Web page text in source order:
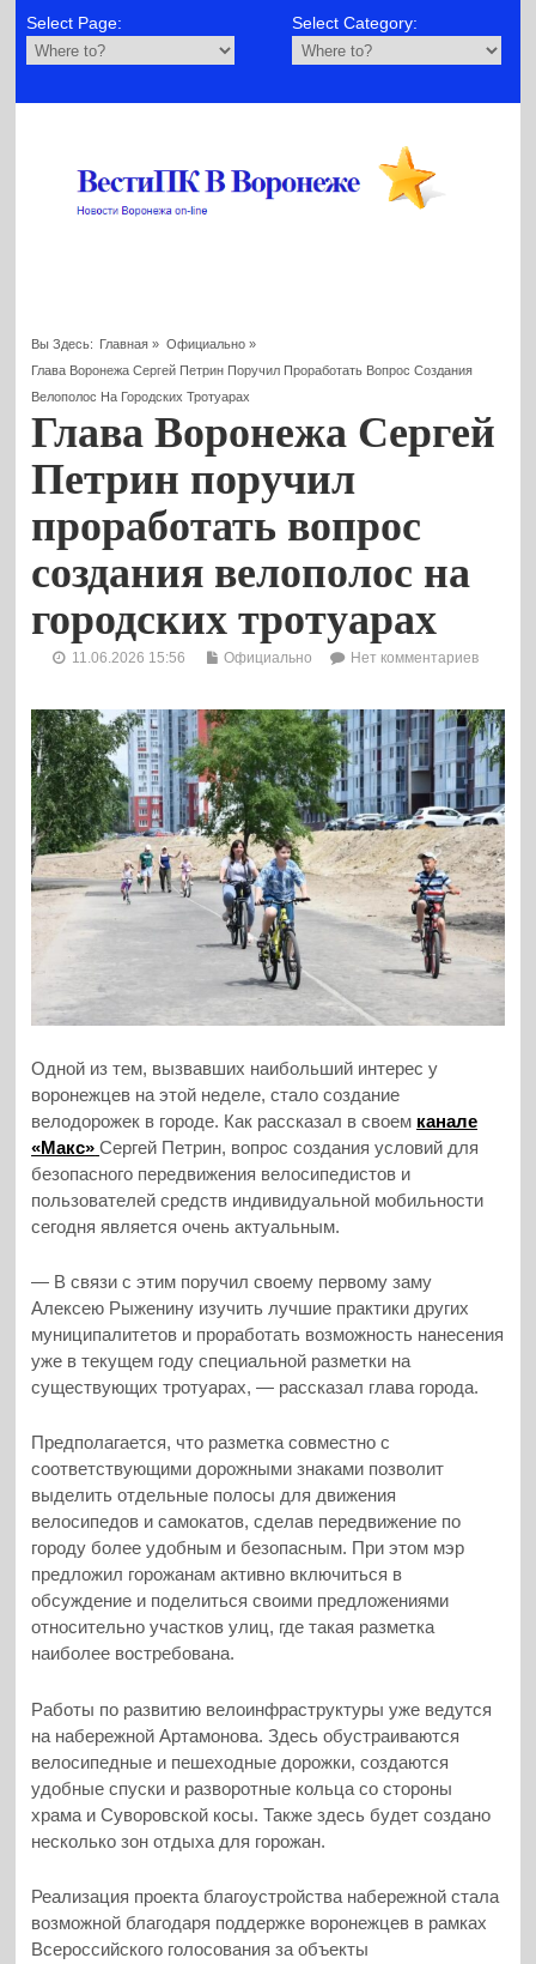
Select Page: Select Category:
Вы Здесь: Главная » Официально»
Глава Воронежа Сергей Петрин Поручил Проработать Вопрос Создания
Велополос На Городских Тротуарах
Глава Воронежа Сергей
Петрин поручил
проработать вопрос
создания велополос на
городских тротуарах
11.06.2026 15:56 Официально Нет комментариев
Одной из тем, вызвавших наибольший интерес у
воронежцев на этой неделе, стало создание
велодорожек в городе. Как рассказал в своем канале
«Макс» Сергей Петрин, вопрос создания условий для
безопасного передвижения велосипедистов и
пользователей средств индивидуальной мобильности
сегодня является очень актуальным.
— В связи с этим поручил своему первому заму
Алексею Рыженину изучить лучшие практики других
муниципалитетов и проработать возможность нанесения
уже в текущем году специальной разметки на
существующих тротуарах, — рассказал глава города.
Предполагается, что разметка совместно с
соответствующими дорожными знаками позволит
выделить отдельные полосы для движения
велосипедов и самокатов, сделав передвижение по
городу более удобным и безопасным. При этом мэр
предложил горожанам активно включиться в
обсуждение и поделиться своими предложениями
относительно участков улиц, где такая разметка
наиболее востребована.
Работы по развитию велоинфраструктуры уже ведутся
на набережной Артамонова. Здесь обустраиваются
велосипедные и пешеходные дорожки, создаются
удобные спуски и разворотные кольца со стороны
храма и Суворовской косы. Также здесь будет создано
несколько зон отдыха для горожан.
Реализация проекта благоустройства набережной стала
возможной благодаря поддержке воронежцев в рамках
Всероссийского голосования за объекты